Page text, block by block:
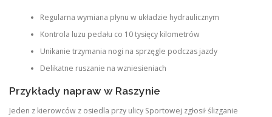
Regularna wymiana płynu w układzie hydraulicznym
Kontrola luzu pedału co 10 tysięcy kilometrów
Unikanie trzymania nogi na sprzęgle podczas jazdy
Delikatne ruszanie na wzniesieniach
Przykłady napraw w Raszynie
Jeden z kierowców z osiedla przy ulicy Sportowej zgłosił ślizganie